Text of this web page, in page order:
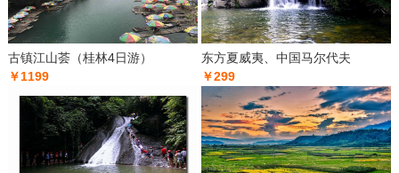
古镇江山荟（桂林4日游）
￥1199
东方夏威夷、中国马尔代夫
￥299